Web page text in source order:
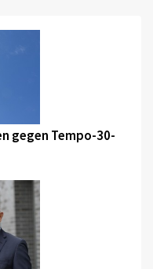
gegen Tempo-30-